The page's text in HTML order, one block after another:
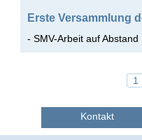
Erste Versammlung
- SMV-Arbeit auf Abstand
1
Kontakt